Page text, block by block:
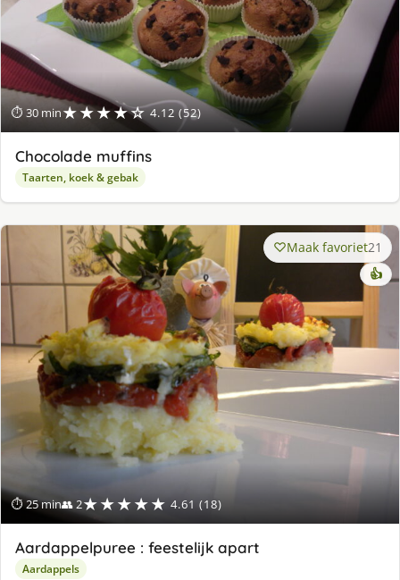
⏱ 30 min★★★★☆ 4.12 (52)
Chocolade muffins
Taarten, koek & gebak
⏱ 25 min👥 2★★★★★ 4.61 (18)
Maak favoriet21
👍
Aardappelpuree : feestelijk apart
Aardappels